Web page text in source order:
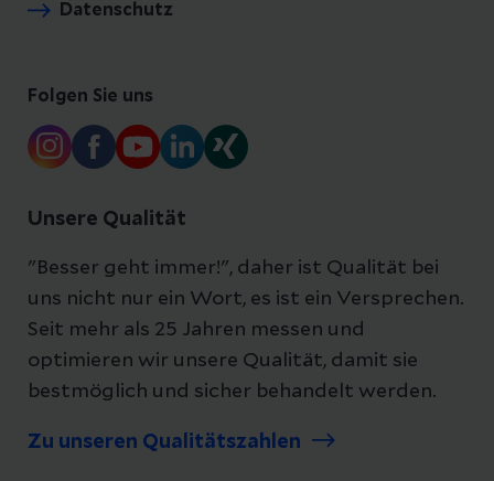
Datenschutz
Folgen Sie uns
Unsere Qualität
"Besser geht immer!", daher ist Qualität bei
uns nicht nur ein Wort, es ist ein Versprechen.
Seit mehr als 25 Jahren messen und
optimieren wir unsere Qualität, damit sie
bestmöglich und sicher behandelt werden.
Zu unseren Qualitätszahlen